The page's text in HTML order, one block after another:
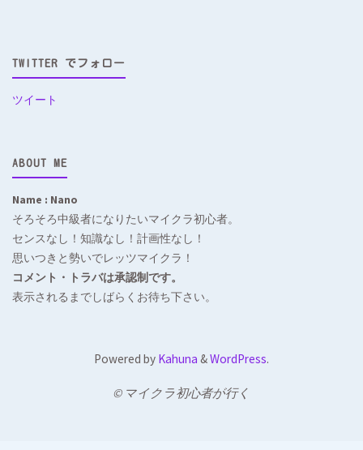
TWITTER でフォロー
ツイート
ABOUT ME
Name : Nano
そろそろ中級者になりたいマイクラ初心者。
センスなし！知識なし！計画性なし！
思いつきと勢いでレッツマイクラ！
コメント・トラバは承認制です。
表示されるまでしばらくお待ち下さい。
Powered by Kahuna &WordPress.
© マイクラ初心者が行く